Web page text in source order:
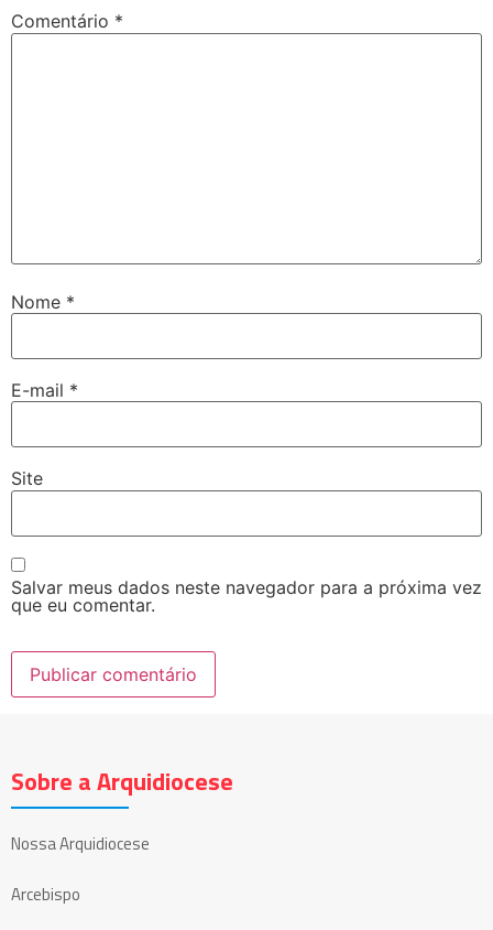
Comentário *
Nome *
E-mail *
Site
Salvar meus dados neste navegador para a próxima vez
que eu comentar.
Sobre a Arquidiocese
Nossa Arquidiocese
Arcebispo